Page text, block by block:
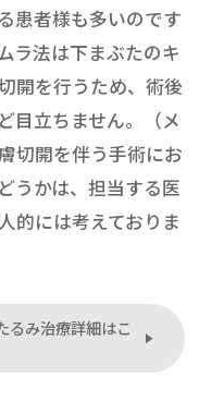
患者様も多いのです
ラ法は下まぶたのキ
開を行うため、術後
目立ちません。（メ
切開を伴う手術にお
うかは、担当する医
的には考えておりま
るみ治療詳細はこ